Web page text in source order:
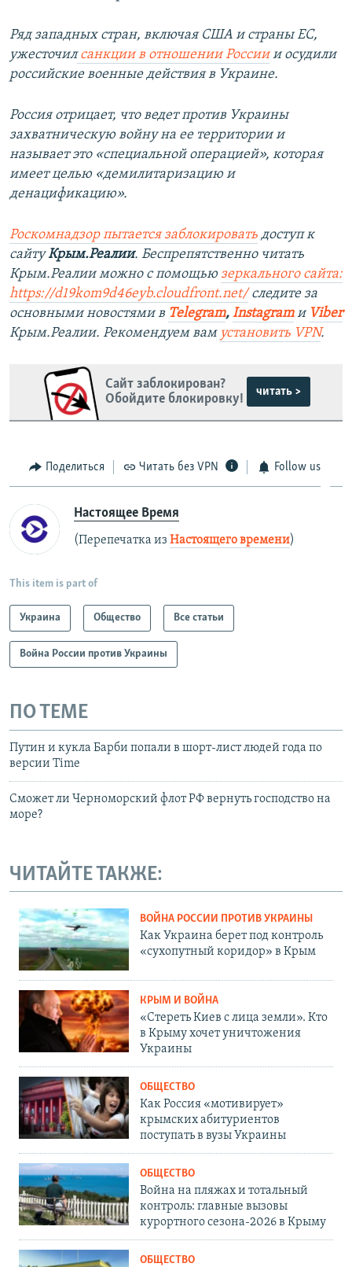
Ряд западных стран, включая США и страны ЕС,
ужесточилсанкции в отношении Россиии осудили
российские военные действия в Украине.
Россия отрицает, что ведет против Украины
захватническую войну на ее территории и
называет это «специальной операцией», которая
имеет целью «демилитаризацию и
денацификацию».
Роскомнадзор пытается заблокировать доступ к
сайтуКрым.Реалии. Беспрепятственно читать
Крым.Реалии можно с помощью зеркального сайта:
https://d19kom9d46eyb.cloudfront.net/следите за
основными новостями в Telegram, Instagram и Viber
Крым.Реалии. Рекомендуем вам установить VPN.
Сайт заблокирован?
Обойдите блокировку!
читать >
Поделиться Читать без VPN Follow us
Настоящее Время
(Перепечатка из Настоящего времени)
This item is part of
Украина Общество Все статьи
Война России против Украины
ПО ТЕМЕ
Путин и кукла Барби попали в шорт-лист людей года по
версии Time
Сможет ли Черноморский флот РФ вернуть господство на
море?
ЧИТАЙТЕ ТАКЖЕ:
ВОЙНА РОССИИ ПРОТИВ УКРАИНЫ
Как Украина берет под контроль
«сухопутный коридор» в Крым
КРЫМ И ВОЙНА
«Стереть Киев с лица земли». Кто
в Крыму хочет уничтожения
Украины
ОБЩЕСТВО
Как Россия «мотивирует»
крымских абитуриентов
поступать в вузы Украины
ОБЩЕСТВО
Война на пляжах и тотальный
контроль: главные вызовы
курортного сезона-2026 в Крыму
ОБЩЕСТВО